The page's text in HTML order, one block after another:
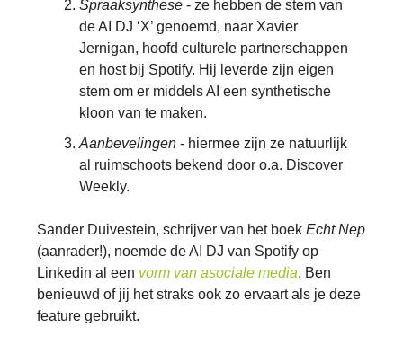
Spraaksynthese - ze hebben de stem van
de AI DJ ‘X’ genoemd, naar Xavier
Jernigan, hoofd culturele partnerschappen
en host bij Spotify. Hij leverde zijn eigen
stem om er middels AI een synthetische
kloon van te maken.
Aanbevelingen - hiermee zijn ze natuurlijk
al ruimschoots bekend door o.a. Discover
Weekly.
Sander Duivestein, schrijver van het boek Echt Nep
(aanrader!), noemde de AI DJ van Spotify op
Linkedin al een vorm van asociale media. Ben
benieuwd of jij het straks ook zo ervaart als je deze
feature gebruikt.